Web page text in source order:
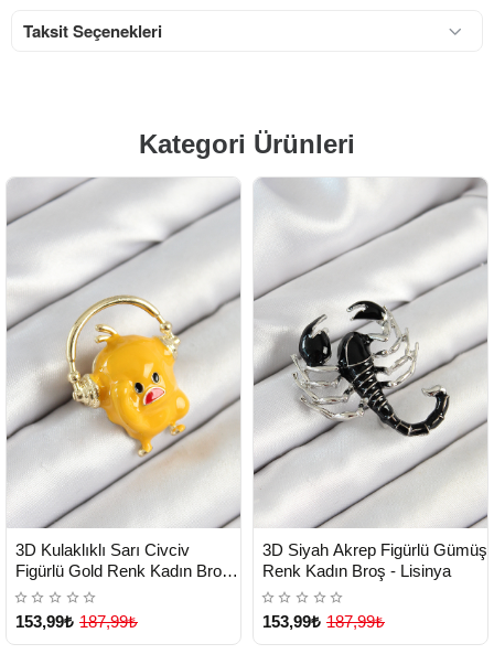
Taksit Seçenekleri
Kategori Ürünleri
TESLİMAT
3D Kulaklıklı Sarı Civciv
Figürlü Gold Renk Kadın Broş -
Lisinya
153,99₺ 187,99₺
TESLİMAT
Yeni Ürün
3D Siyah Akrep Figürlü Gümüş
Renk Kadın Broş - Lisinya
153,99₺ 187,99₺